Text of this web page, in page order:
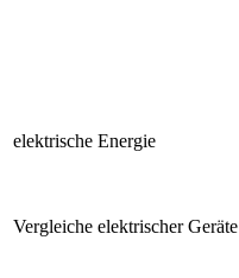
elektrische Energie
Vergleiche elektrischer Geräte